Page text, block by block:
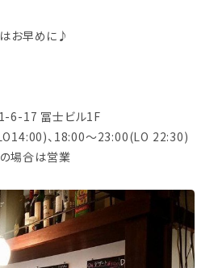
お早めに♪
1-6-17 冨士ビル1F
、18:00～23:00(LO 22:30)
場合は営業